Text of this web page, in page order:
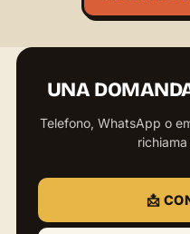
UNA
Telefono, WhatsApp o
📩